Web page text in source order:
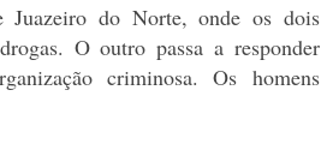
Juazeiro do Norte, onde os dois
O outro passa a responder
criminosa. Os homens